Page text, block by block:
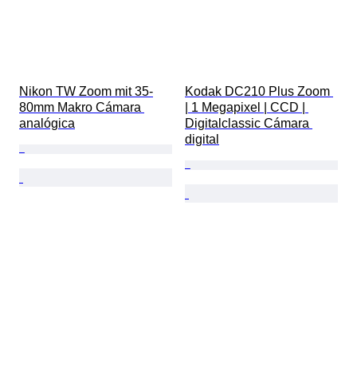
Nikon TW Zoom mit 35-
80mm Makro Cámara
analógica
Kodak DC210 Plus Zoom
| 1 Megapixel | CCD |
Digitalclassic Cámara
digital